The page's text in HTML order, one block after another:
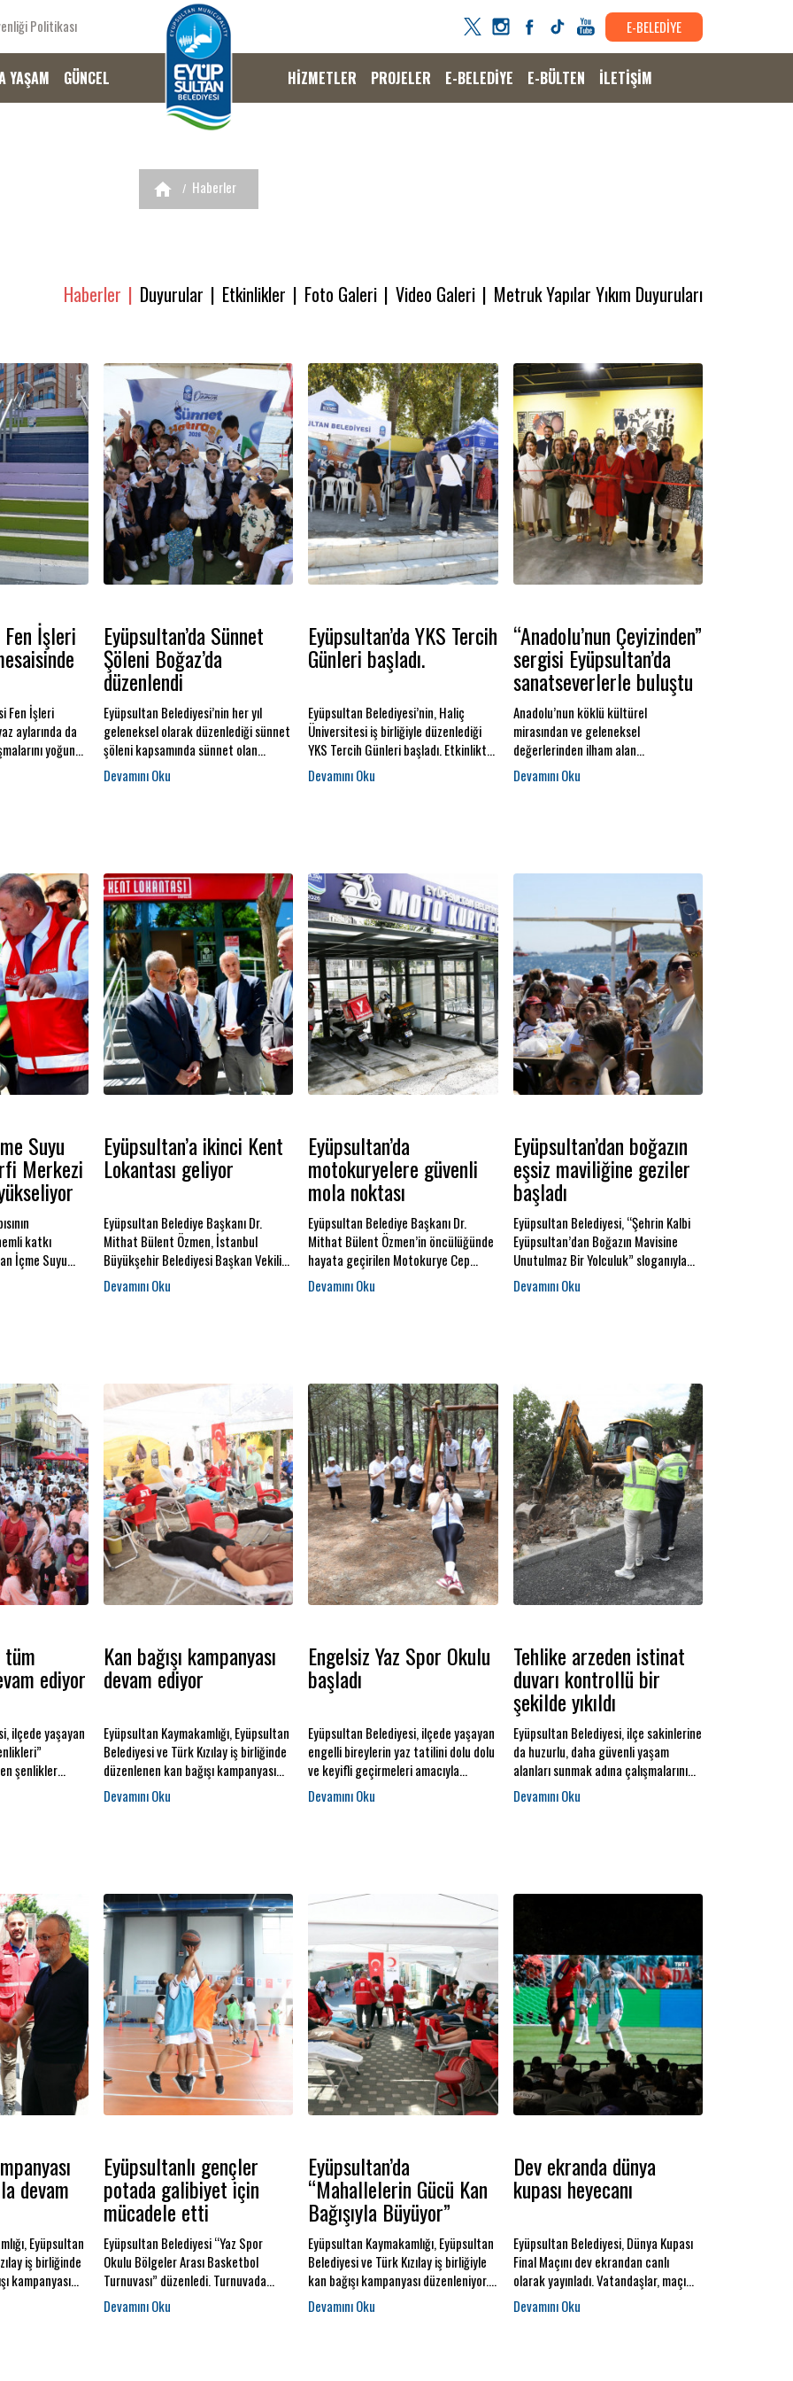
Politikası E-BELEDİYE
YAŞAM GÜNCEL HİZMETLER PROJELER E-BELEDİYE E-BÜLTEN İLETİŞİM
Haberler
Haberler Duyurular Etkinlikler Foto Galeri Video Galeri Metruk Yapılar Yıkım Duyuruları
Fen İşleri
Fen İşleri
aylarında da
yoğun
daha
ediyor.
Eyüpsultan’da Sünnet
Şöleni Boğaz’da
düzenlendi
Eyüpsultan Belediyesi’nin her yıl
geleneksel olarak düzenlediği sünnet
şöleni kapsamında sünnet olan
çocuklar ve aileleri, Boğaz’da
düzenlenen tekne turunda keyifli ve
Eyüpsultan’da YKS Tercih
Günleri başladı.
Eyüpsultan Belediyesi’nin, Haliç
Üniversitesi iş birliğiyle düzenlediği
YKS Tercih Günleri başladı. Etkinlikte
öğrencilere, alanında uzman tercih
danışmanları hizmet veriyor.
“Anadolu’nun Çeyizinden”
sergisi Eyüpsultan’da
sanatseverlerle buluştu
Anadolu’nun köklü kültürel
mirasından ve geleneksel
değerlerinden ilham alan
“Anadolu’nun Çeyizinden” sergisi,
Galeri Eyüpsultan’da düzenlenen
Suyu
Merkezi
katkı
İçme Suyu
Projesi’nde
ediyor. Proje
Eyüpsultan’a ikinci Kent
Lokantası geliyor
Eyüpsultan Belediye Başkanı Dr.
Mithat Bülent Özmen, İstanbul
Büyükşehir Belediyesi Başkan Vekili
Sayın Nuri Aslan ile birlikte
Eyüpsultan Kent Lokantası’nda
Eyüpsultan’da
motokuryelere güvenli
mola noktası
Eyüpsultan Belediye Başkanı Dr.
Mithat Bülent Özmen’in öncülüğünde
hayata geçirilen Motokurye Cep
Parkı, gün boyunca İstanbul
trafiğinde emek veren motokuryelere
Eyüpsultan’dan boğazın
eşsiz maviliğine geziler
başladı
Eyüpsultan Belediyesi, “Şehrin Kalbi
Eyüpsultan’dan Boğazın Mavisine
Unutulmaz Bir Yolculuk” sloganıyla
boğaz gezileri başlattı.
tüm
ediyor
ilçede yaşayan
şenlikler
bir yaz
Kan bağışı kampanyası
devam ediyor
Eyüpsultan Kaymakamlığı, Eyüpsultan
Belediyesi ve Türk Kızılay iş birliğinde
düzenlenen kan bağışı kampanyası
yoğun katılımla devam ediyor.
Engelsiz Yaz Spor Okulu
başladı
Eyüpsultan Belediyesi, ilçede yaşayan
engelli bireylerin yaz tatilini dolu dolu
ve keyifli geçirmeleri amacıyla
"Engelsiz Yaz Spor Okulu" düzenliyor.
Tehlike arzeden istinat
duvarı kontrollü bir
şekilde yıkıldı
Eyüpsultan Belediyesi, ilçe sakinlerine
da huzurlu, daha güvenli yaşam
alanları sunmak adına çalışmalarını
aralıksız sürdürüyor.
devam
Eyüpsultan
iş birliğinde
kampanyası
Belediyesi
bağışı alanı
Eyüpsultanlı gençler
potada galibiyet için
mücadele etti
Eyüpsultan Belediyesi “Yaz Spor
Okulu Bölgeler Arası Basketbol
Turnuvası” düzenledi. Turnuvada
yeteneklerini sergileyen genç
sporcular beğeniyle izlendi.
Eyüpsultan’da
“Mahallelerin Gücü Kan
Bağışıyla Büyüyor”
Eyüpsultan Kaymakamlığı, Eyüpsultan
Belediyesi ve Türk Kızılay iş birliğiyle
kan bağışı kampanyası düzenleniyor.
“Mahallenin Gücü Kan Bağışıyla
Büyür!” sloganıyla hayata geçirilen
Dev ekranda dünya
kupası heyecanı
Eyüpsultan Belediyesi, Dünya Kupası
Final Maçını dev ekrandan canlı
olarak yayınladı. Vatandaşlar, maçı
açık havada seyretmenin keyfini
yaşadılar.